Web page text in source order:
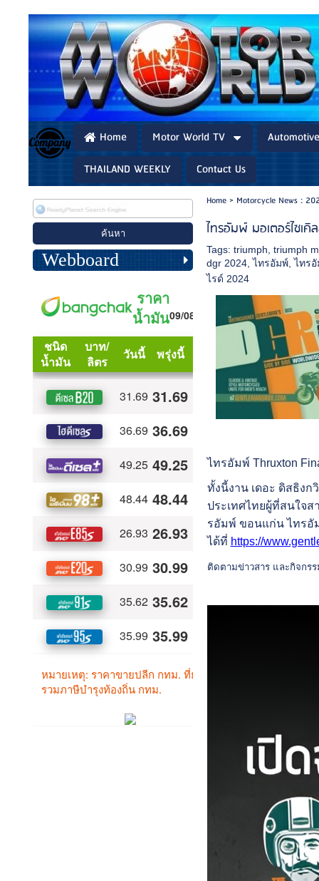
Home Motor World TV
THAILAND WEEKLY
Contact Us
Webboard
Home> Motorcycle News :
ไทรอัมพ์ มอเตอร์ไซเ
Tags:triumph ,triumph
dgr 2024 ,ไทรอัมพ์ ,ไทร
ไรด์ 2024
ไทรอัมพ์ Thruxton
ทั้งนี้งาน เดอะ ดิสธิงก
ประเทศไทยผู้ที่สนใจ
รอัมพ์ ขอนแก่น ไทรอั
ได้ที่ https://
ติดตามข่าวสาร และกิจกร